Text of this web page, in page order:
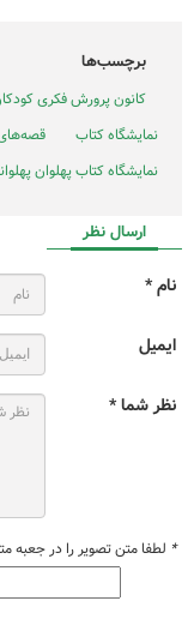
برچسب‌ها
کانون پرورش فکری
نمایشگاه کتاب
قصه‌های
نمایشگاه کتاب پهلوان
ارسال نظر
نام *
ایمیل
نظر شما *
* لطفا متن تصویر را در جعبه